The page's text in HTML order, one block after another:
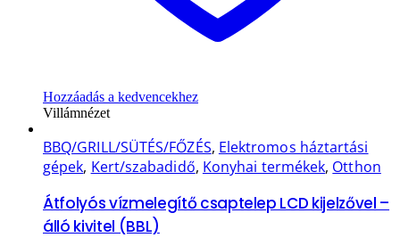
Hozzáadás a kedvencekhez
Villámnézet
BBQ/GRILL/SÜTÉS/FŐZÉS, Elektromos háztartási
gépek, Kert/szabadidő, Konyhai termékek, Otthon
Átfolyós vízmelegítő csaptelep LCD kijelzővel –
álló kivitel (BBL)